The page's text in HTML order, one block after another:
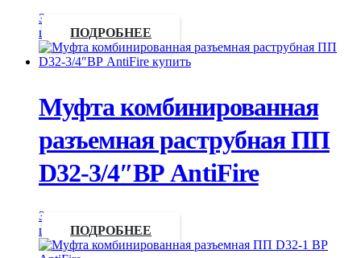
Запросить
цену
ПОДРОБНЕЕ
Муфта комбинированная
разъемная раструбная ПП
D32-3/4″ВР AntiFire
Запросить
цену
ПОДРОБНЕЕ